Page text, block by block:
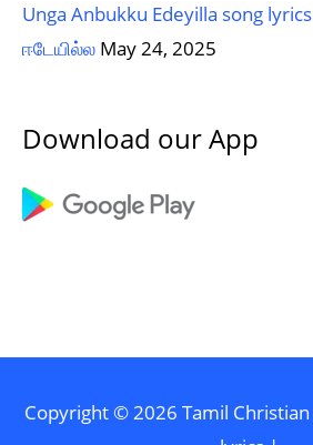
Unga Anbukku Edeyilla song
ஈடேயில்ல May 24, 2025
Download our App
Copyright © 2026 Tamil